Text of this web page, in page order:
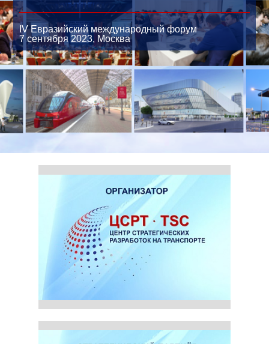
IV Евразийский международный форум
7 сентября 2023, Москва